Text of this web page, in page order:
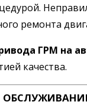
ремонта
ГРМ на
качества.